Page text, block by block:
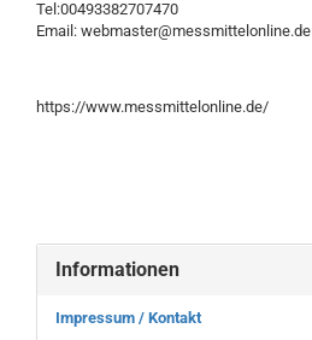
Tel:00493382707470
Email: webmaster@messmittelonline.de
https://www.messmittelonline.de/
Informationen
Impressum / Kontakt